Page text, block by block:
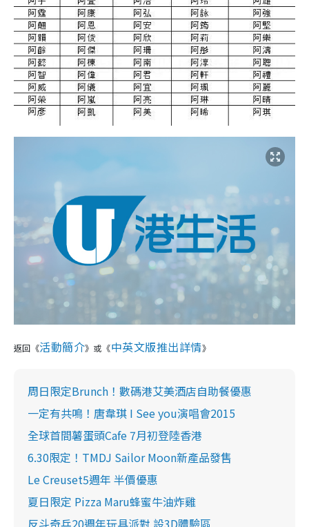
返回《活動簡介》或《中英文版推出詳情》
周日限定Brunch！數碼港艾美酒店自助餐優惠
一定有共鳴！唐韋琪 I See you演唱會2015
全球首間薯蛋頭Cafe 7月初登陸香港
6.30限定！TMDJ Sailor Moon新產品發售
Le Creuset5週年 半價優惠
夏日限定 Pizza Maru蜂蜜牛油炸雞
反斗奇兵20週年玩具派對 設3D體驗區